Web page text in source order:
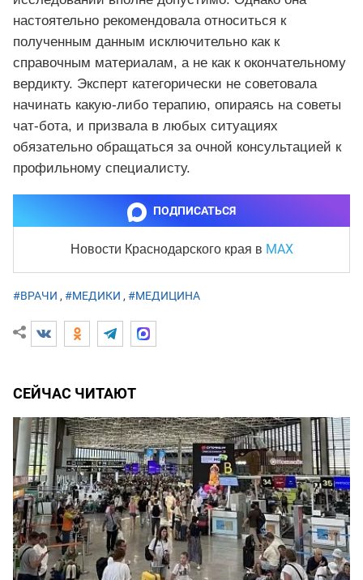
настоятельно рекомендовала относиться к
полученным данным исключительно как к
справочным материалам, а не как к окончательному
вердикту. Эксперт категорически не советовала
начинать какую-либо терапию, опираясь на советы
чат-бота, и призвала в любых ситуациях
обязательно обращаться за очной консультацией к
профильному специалисту.
ПОДПИСАТЬСЯ
Новости Краснодарского края в MAX
#ВРАЧИ , #МЕДИКИ , #МЕДИЦИНА
СЕЙЧАС ЧИТАЮТ